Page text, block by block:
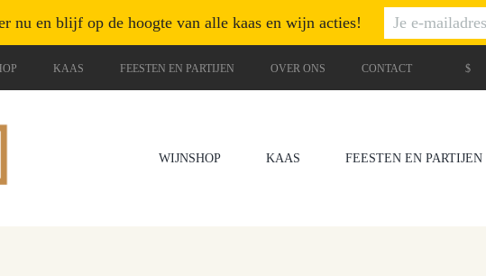
KAAS FEESTEN EN PARTIJEN OVER ONS CONTACT $
WIJNSHOP KAAS FEESTEN EN PARTIJEN
nu en blijf op de hoogte van alle kaas en wijn acties!